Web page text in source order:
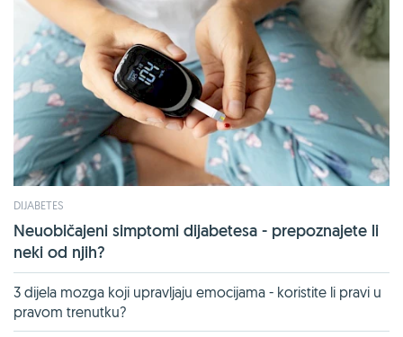
DIJABETES
Neuobičajeni simptomi dijabetesa - prepoznajete li
neki od njih?
3 dijela mozga koji upravljaju emocijama - koristite li pravi u
pravom trenutku?